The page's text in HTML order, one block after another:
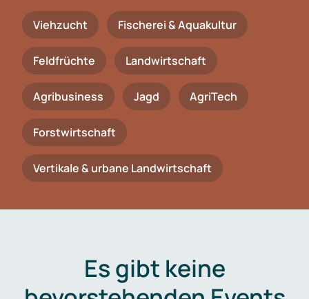
Viehzucht Fischerei & Aquakultur
Feldfrüchte Landwirtschaft
Agribusiness Jagd AgriTech
Forstwirtschaft
Vertikale & urbane Landwirtschaft
Es gibt keine